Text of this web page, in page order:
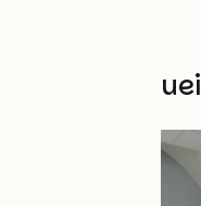
Autres